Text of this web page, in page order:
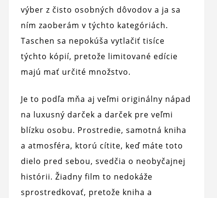
výber z čisto osobných dôvodov a ja sa
ním zaoberám v týchto kategóriách.
Taschen sa nepokúša vytlačiť tisíce
týchto kópií, pretože limitované edície
majú mať určité množstvo.
Je to podľa mňa aj veľmi originálny nápad
na luxusný darček a darček pre veľmi
blízku osobu. Prostredie, samotná kniha
a atmosféra, ktorú cítite, keď máte toto
dielo pred sebou, svedčia o neobyčajnej
histórii. Žiadny film to nedokáže
sprostredkovať, pretože kniha a